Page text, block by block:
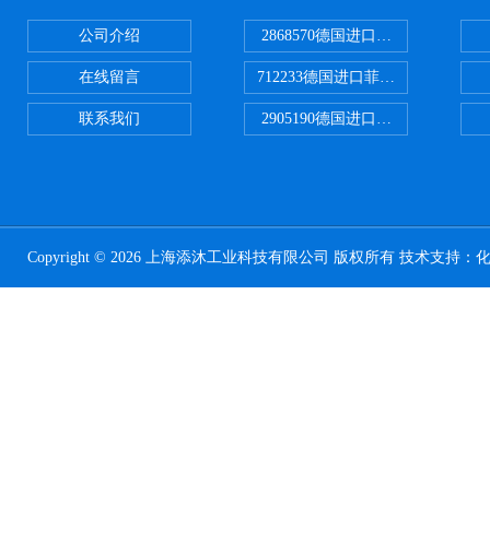
公司介绍
在线留言
联系我们
2868570德国进口菲尼克斯电源
712233德国进口菲尼克斯断路器
2905190德国进口菲尼克斯继电器
Copyright © 2026 上海添沐工业科技有限公司 版权所有 技术支持：